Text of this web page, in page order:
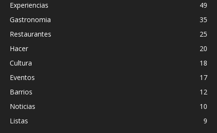
Experiencias
49
Gastronomia
35
Restaurantes
25
Hacer
20
Cultura
18
Eventos
17
Barrios
12
Noticias
10
Listas
9